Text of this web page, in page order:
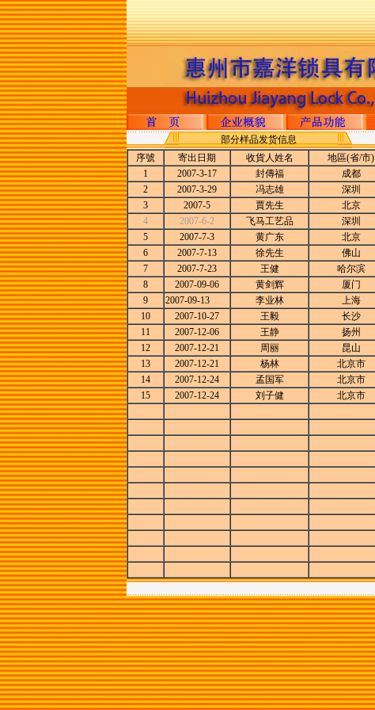
部分样品发货信息
序號
寄出日期 收貨人姓名 地區(省/市)
1
2007-3-17 封傳福 成都
2
2007-3-29 冯志雄 深圳
3
2007-5 賈先生
北京
4
2007-6-2 飞马工艺品 深圳
5
2007-7-3 黄广东 北京
6
2007-7-13 徐先生 佛山
7
2007-7-23 王健 哈尔滨
8
2007-09-06 黄剑辉 厦门
9
2007-09-13 李业林 上海
10
2007-10-27 王毅 长沙
11
2007-12-06 王静 扬州
12
2007-12-21 周丽 昆山
13
2007-12-21 杨林 北京市
14
2007-12-24 孟国军 北京市
15
2007-12-24 刘子健 北京市